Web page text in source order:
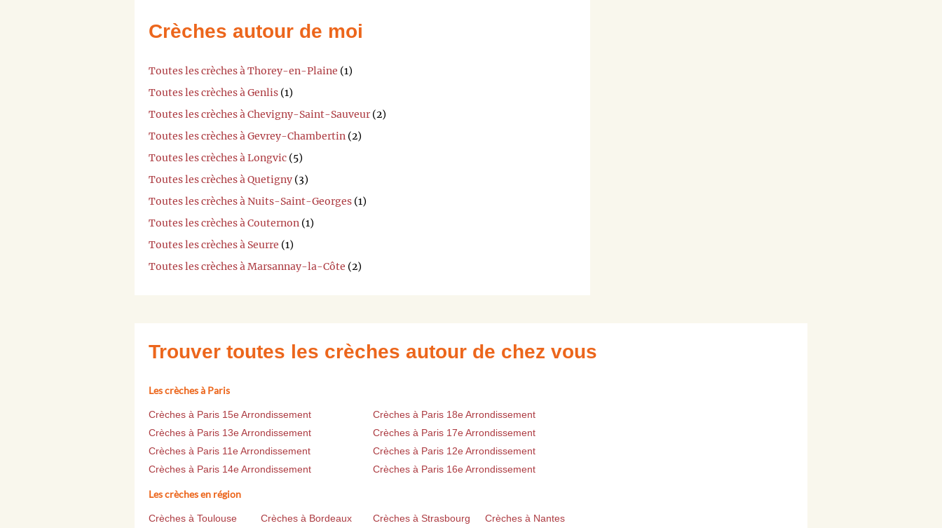
Crèches autour de moi
Toutes les crèches à Thorey-en-Plaine (1)
Toutes les crèches à Genlis (1)
Toutes les crèches à Chevigny-Saint-Sauveur (2)
Toutes les crèches à Gevrey-Chambertin (2)
Toutes les crèches à Longvic (5)
Toutes les crèches à Quetigny (3)
Toutes les crèches à Nuits-Saint-Georges (1)
Toutes les crèches à Couternon (1)
Toutes les crèches à Seurre (1)
Toutes les crèches à Marsannay-la-Côte (2)
Trouver toutes les crèches autour de chez vous
Les crèches à Paris
Crèches à Paris 15e Arrondissement
Crèches à Paris 18e Arrondissement
Crèches à Paris 13e Arrondissement
Crèches à Paris 17e Arrondissement
Crèches à Paris 11e Arrondissement
Crèches à Paris 12e Arrondissement
Crèches à Paris 14e Arrondissement
Crèches à Paris 16e Arrondissement
Les crèches en région
Crèches à Toulouse Crèches à Bordeaux Crèches à Strasbourg
Crèches à Nantes